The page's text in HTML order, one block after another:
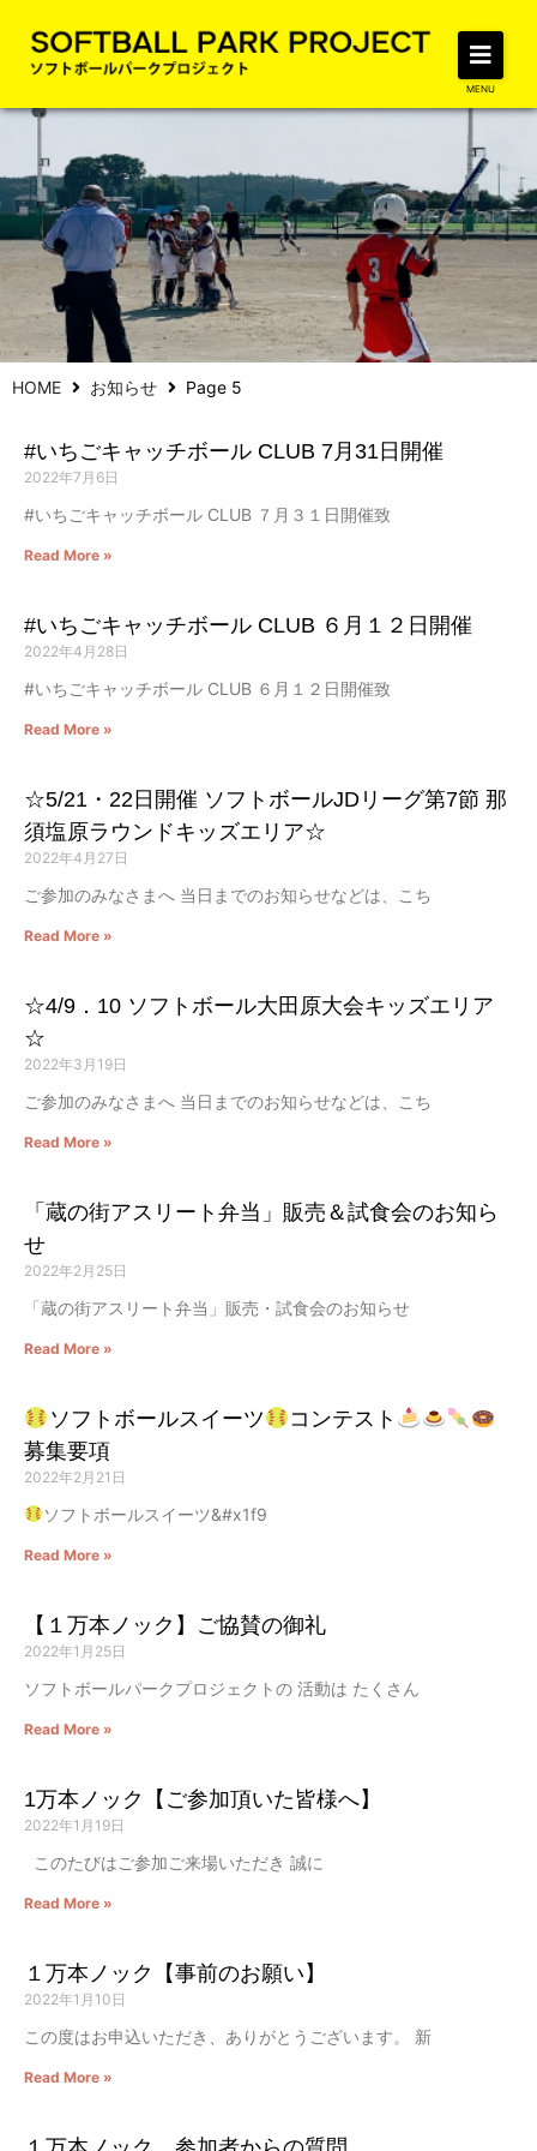
MENU
SOFTBALL PARK PROJECT
HOME お知らせ Page 5
#いちごキャッチボール CLUB 7月31日開催
2022年7月6日
#いちごキャッチボール CLUB ７月３１日開催致
Read More »
#いちごキャッチボール CLUB ６月１２日開催
2022年4月28日
#いちごキャッチボール CLUB ６月１２日開催致
Read More »
☆5/21・22日開催 ソフトボールJDリーグ第7節 那
須塩原ラウンドキッズエリア☆
2022年4月27日
ご参加のみなさまへ 当日までのお知らせなどは、こち
Read More »
☆4/9．10 ソフトボール大田原大会キッズエリア
☆
2022年3月19日
ご参加のみなさまへ 当日までのお知らせなどは、こち
Read More »
「蔵の街アスリート弁当」販売＆試食会のお知ら
せ
2022年2月25日
「蔵の街アスリート弁当」販売・試食会のお知らせ
Read More »
ソフトボールスイーツ
コンテスト
募集要項
2022年2月21日
ソフトボールスイーツ&#x1f9
Read More »
【１万本ノック】ご協賛の御礼
2022年1月25日
ソフトボールパークプロジェクトの 活動は たくさん
Read More »
1万本ノック【ご参加頂いた皆様へ】
2022年1月19日
このたびはご参加ご来場いただき 誠に
Read More »
１万本ノック【事前のお願い】
2022年1月10日
この度はお申込いただき、ありがとうございます。 新
Read More »